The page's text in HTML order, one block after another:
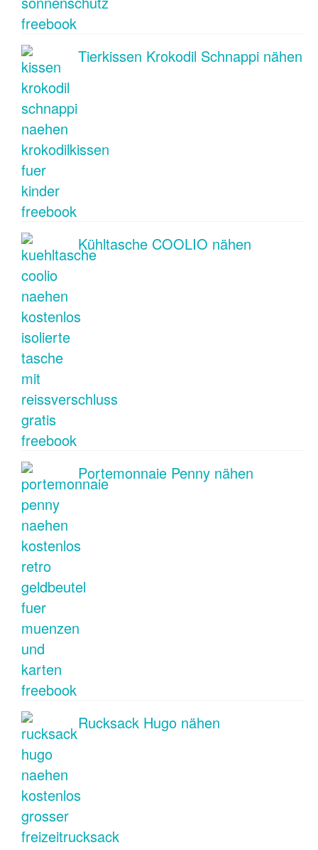
Tierkissen Krokodil Schnappi nähen
Kühltasche COOLIO nähen
Portemonnaie Penny nähen
Rucksack Hugo nähen